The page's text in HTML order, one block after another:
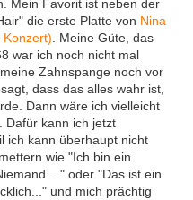
Mein Favorit ist neben der
die erste Platte von Nina
. Meine Güte, das
war ich noch nicht mal
Zahnspange noch vor
dass das alles wahr ist,
Dann wäre ich vielleicht
Dafür kann ich jetzt
ich kann überhaupt nicht
wie "Ich bin ein
..." oder "Das ist ein
und mich prächtig